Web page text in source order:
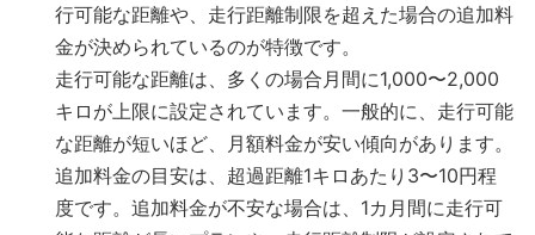
行可能な距離や、走行距離制限を超えた場合の追加料
金が決められているのが特徴です。
走行可能な距離は、多くの場合月間に1,000〜2,000
キロが上限に設定されています。一般的に、走行可能
な距離が短いほど、月額料金が安い傾向があります。
追加料金の目安は、超過距離1キロあたり3〜10円程
度です。追加料金が不安な場合は、1カ月間に走行可